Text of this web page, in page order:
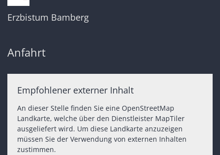
Erzbistum Bamberg
Anfahrt
Empfohlener externer Inhalt
An dieser Stelle finden Sie eine OpenStreetMap
Landkarte, welche über den Dienstleister MapTiler
ausgeliefert wird. Um diese Landkarte anzuzeigen
müssen Sie der Verwendung von externen Inhalten
zustimmen.